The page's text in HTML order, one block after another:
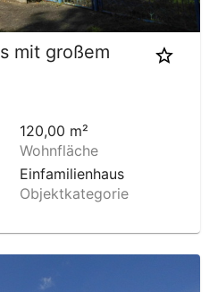
mit großem
120,00 m²
Wohnfläche
Einfamilienhaus
Objektkategorie